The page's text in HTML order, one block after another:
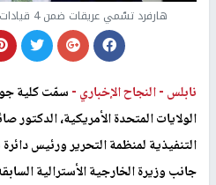
هارفرد تسّمي عريقات ضمن 4 قيادات عالمية في فن الدبلوماسية
نابلس -النجاح الإخباري -سمّت كلية
الولايات المتحدة الأمريكية، الدكتور
التنفيذية لمنظمة التحرير ورئيس
جانب وزيرة الخارجية الأسترالية